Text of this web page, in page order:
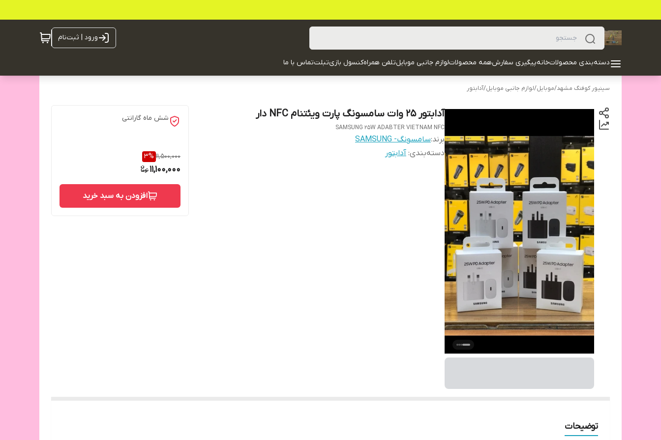
ورود | ثبت‌نام
دسته‌بندی محصولاتخانهپیگیری سفارشهمه محصولاتلوازم جانبی موبایلتلفن همراهکنسول بازیتبلتتماس با ما
سینیور کوفنگ مشهد/موبایل/لوازم جانبی موبایل/آدابتور
آدابتور 25 وات سامسونگ پارت ویئتنام NFC دار
SAMSUNG 25W ADABTER VIETNAM NFC
برند:سامسونگ- SAMSUNG
دسته‌بندی: آدابتور
شش ماه گارانتی
11,500,000
3%
11,100,000
افزودن به سبد خرید
توضیحات